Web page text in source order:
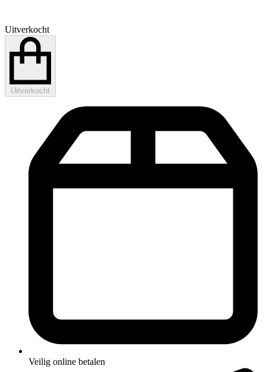
Uitverkocht
Uitverkocht
Veilig online betalen